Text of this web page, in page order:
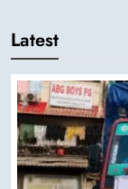
Latest